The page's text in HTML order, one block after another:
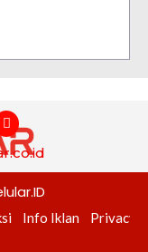
Info Iklan Privacy